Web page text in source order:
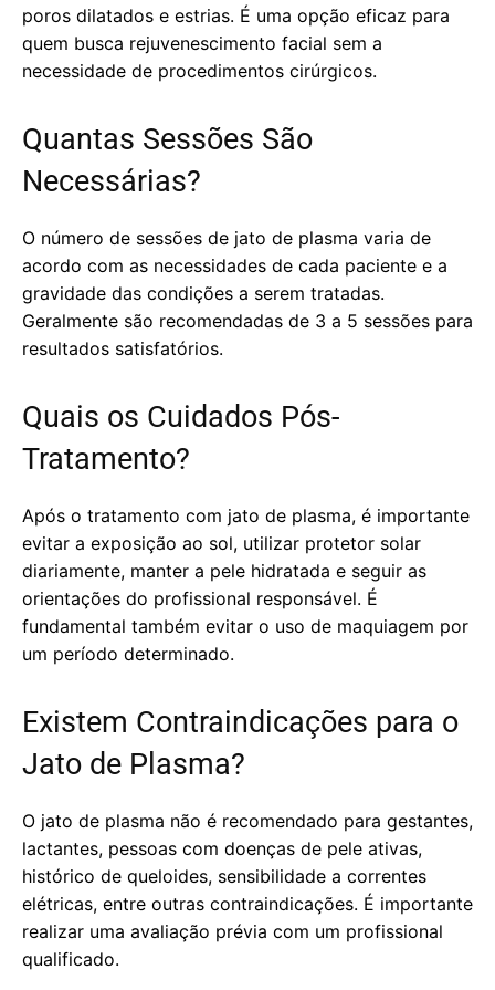
poros dilatados e estrias. É uma opção eficaz para
quem busca rejuvenescimento facial sem a
necessidade de procedimentos cirúrgicos.
Quantas Sessões São
Necessárias?
O número de sessões de jato de plasma varia de
acordo com as necessidades de cada paciente e a
gravidade das condições a serem tratadas.
Geralmente são recomendadas de 3 a 5 sessões para
resultados satisfatórios.
Quais os Cuidados Pós-
Tratamento?
Após o tratamento com jato de plasma, é importante
evitar a exposição ao sol, utilizar protetor solar
diariamente, manter a pele hidratada e seguir as
orientações do profissional responsável. É
fundamental também evitar o uso de maquiagem por
um período determinado.
Existem Contraindicações para o
Jato de Plasma?
O jato de plasma não é recomendado para gestantes,
lactantes, pessoas com doenças de pele ativas,
histórico de queloides, sensibilidade a correntes
elétricas, entre outras contraindicações. É importante
realizar uma avaliação prévia com um profissional
qualificado.